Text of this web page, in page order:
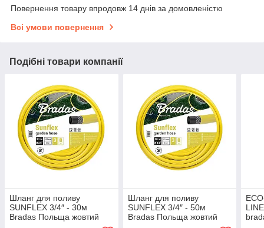
Повернення товару впродовж 14 днів за домовленістю
Всі умови повернення
Подібні товари компанії
Шланг для поливу
SUNFLEX 3/4″ - 30м
Bradas Польща жовтий
Шланг для поливу
SUNFLEX 3/4″ - 50м
Bradas Польща жовтий